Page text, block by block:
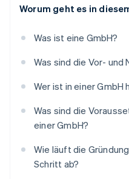
Worum geht es in
Was ist eine GmbH?
Was sind die Vor- und
Wer ist in einer GmbH
Was sind die
einer GmbH?
Wie läuft die
Schritt ab?